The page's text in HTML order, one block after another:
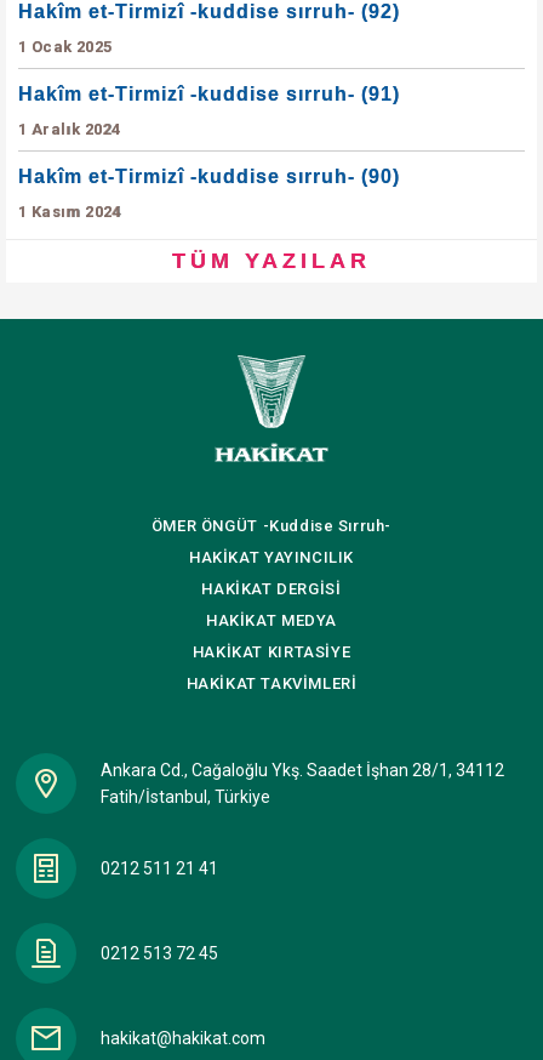
Hakîm et-Tirmizî -kuddise sırruh- (92)
1 Ocak 2025
Hakîm et-Tirmizî -kuddise sırruh- (91)
1 Aralık 2024
Hakîm et-Tirmizî -kuddise sırruh- (90)
1 Kasım 2024
TÜM YAZILAR
ÖMER ÖNGÜT -Kuddise Sırruh-
HAKİKAT YAYINCILIK
HAKİKAT DERGİSİ
HAKİKAT MEDYA
HAKİKAT KIRTASİYE
HAKİKATTAKVİMLERİ
Ankara Cd., Cağaloğlu Ykş. Saadet İşhan 28/1, 34112
Fatih/İstanbul, Türkiye
0212 511 21 41
0212 513 72 45
hakikat@hakikat.com